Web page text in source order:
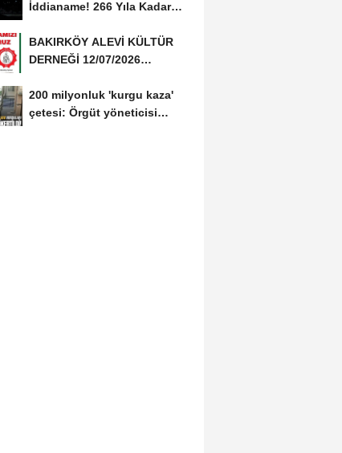
İddianame! 266 Yıla Kadar
BAKIRKÖY ALEVİ KÜLTÜR
DERNEĞİ 12/07/2026
DAVETİNE...
200 milyonluk 'kurgu kaza'
çetesi: Örgüt yöneticisi